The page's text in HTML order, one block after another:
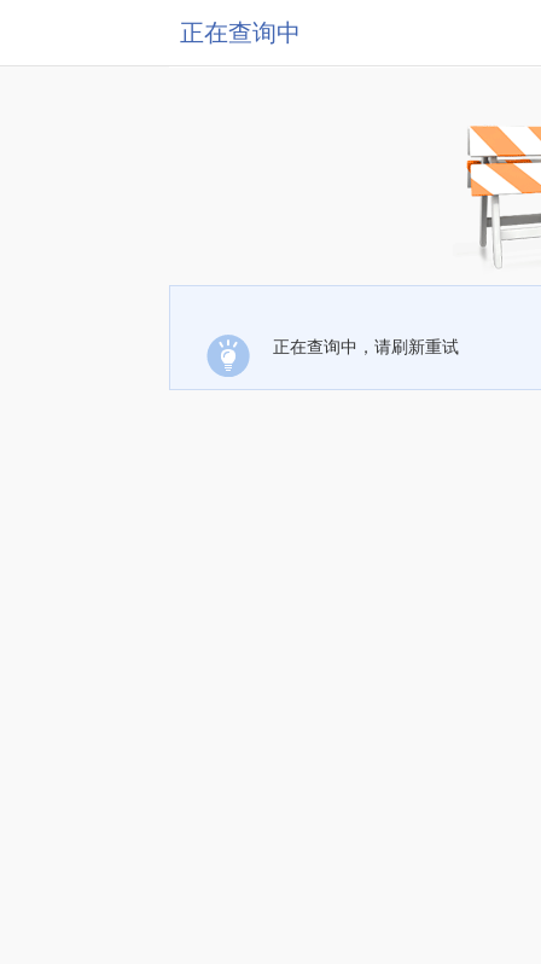
正在查询中
正在查询中，请刷新重试